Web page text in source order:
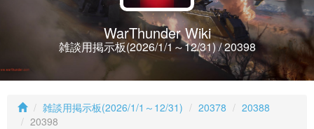
WarThunder Wiki
雑談用掲示板(2026/1/1～12/31) / 20398
雑談用掲示板(2026/1/1～12/31) 20378
20388
20398